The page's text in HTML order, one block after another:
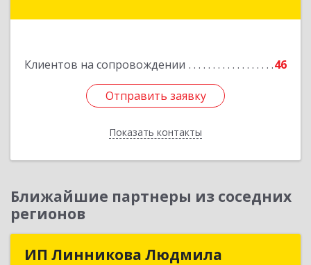
Клиентов на сопровождении 46
Отправить заявку
Показать контакты
Отправить заявку
Назад
Ближайшие партнеры из соседних
регионов
ИП Линникова Людмила
ИП Линникова Людмила